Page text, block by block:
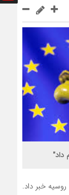
داد"
روسیه خبر داد.